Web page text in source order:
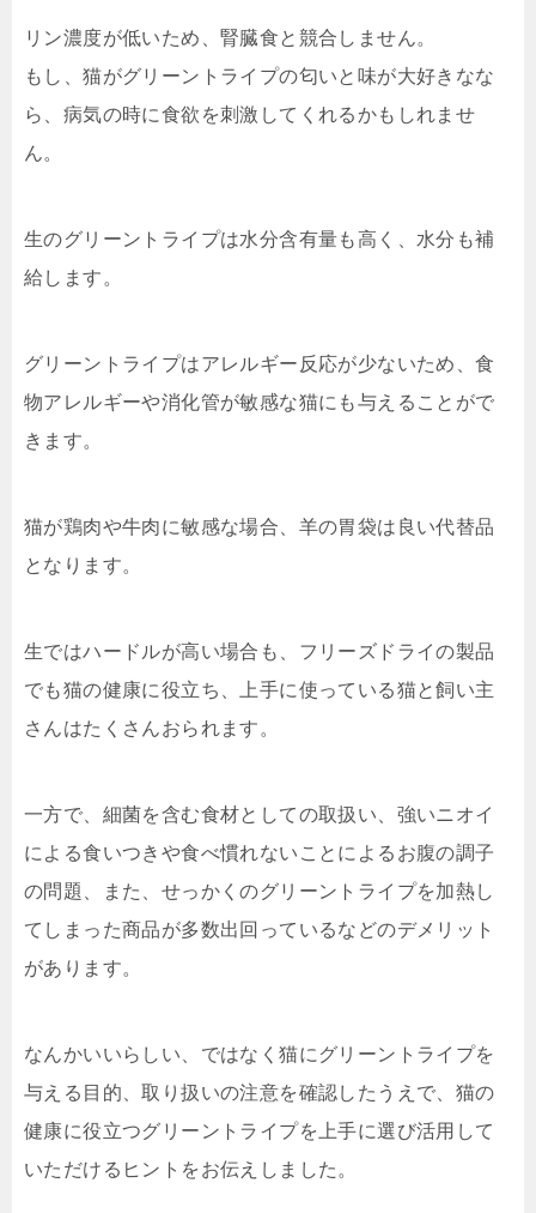
リン濃度が低いため、腎臓食と競合しません。
もし、猫がグリーントライプの匂いと味が大好きなな
ら、病気の時に食欲を刺激してくれるかもしれませ
ん。
生のグリーントライプは水分含有量も高く、水分も補
給します。
グリーントライプはアレルギー反応が少ないため、食
物アレルギーや消化管が敏感な猫にも与えることがで
きます。
猫が鶏肉や牛肉に敏感な場合、羊の胃袋は良い代替品
となります。
生ではハードルが高い場合も、フリーズドライの製品
でも猫の健康に役立ち、上手に使っている猫と飼い主
さんはたくさんおられます。
一方で、細菌を含む食材としての取扱い、強いニオイ
による食いつきや食べ慣れないことによるお腹の調子
の問題、また、せっかくのグリーントライプを加熱し
てしまった商品が多数出回っているなどのデメリット
があります。
なんかいいらしい、ではなく猫にグリーントライプを
与える目的、取り扱いの注意を確認したうえで、猫の
健康に役立つグリーントライプを上手に選び活用して
いただけるヒントをお伝えしました。